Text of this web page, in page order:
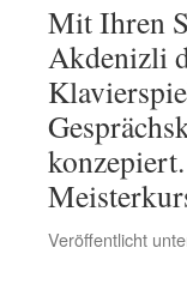
Mit Ihren
Akdenizli
Veröffentlicht